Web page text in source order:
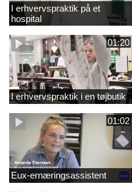
I erhvervspraktik på et
hospital
01:20
I erhvervspraktik i en tøjbutik
01:02
Eux-ernæringsassistent